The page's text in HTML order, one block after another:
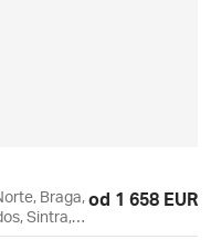
Braga,
Sintra,
od 1 658 EUR